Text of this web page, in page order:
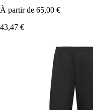
À partir de 65,00 €
43,47 €